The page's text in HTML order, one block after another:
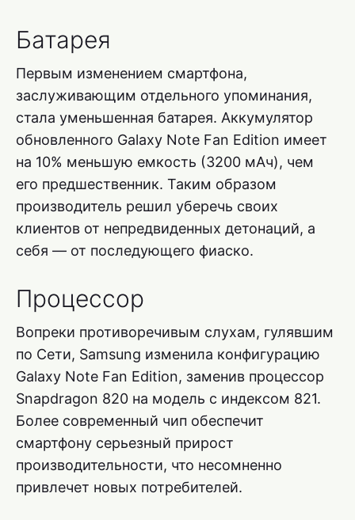
Батарея
Первым изменением смартфона,
заслуживающим отдельного упоминания,
стала уменьшенная батарея. Аккумулятор
обновленного Galaxy Note Fan Edition имеет
на 10% меньшую емкость (3200 мАч), чем
его предшественник. Таким образом
производитель решил уберечь своих
клиентов от непредвиденных детонаций, а
себя — от последующего фиаско.
Процессор
Вопреки противоречивым слухам, гулявшим
по Сети, Samsung изменила конфигурацию
Galaxy Note Fan Edition, заменив процессор
Snapdragon 820 на модель с индексом 821.
Более современный чип обеспечит
смартфону серьезный прирост
производительности, что несомненно
привлечет новых потребителей.